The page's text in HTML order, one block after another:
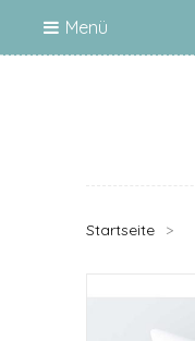
Menü
Startseite >